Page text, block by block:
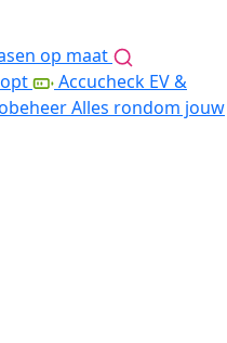
op maat
Accucheck EV &
Alles rondom jouw